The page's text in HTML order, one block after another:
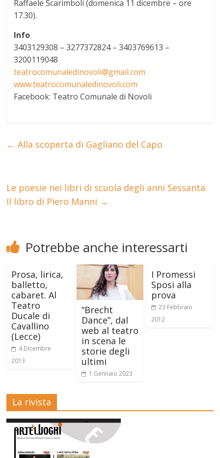
Raffaele Scarimboli (domenica 11 dicembre – ore
17.30).
Info
3403129308 – 3277372824 – 3403769613 –
3200119048
teatrocomunaledinovoli@gmail.com
www.teatrocomunaledinovoli.com
Facebook: Teatro Comunale di Novoli
← Alla scoperta di Gagliano del Capo
Le poesie nei libri di scuola degli anni Sessanta.
Il libro di Piero Manni →
Potrebbe anche interessarti
Prosa, lirica,
balletto,
cabaret. Al
Teatro
Ducale di
Cavallino
(Lecce)
4 Dicembre
2013
“Brecht
Dance”, dal
web al teatro
in scena le
storie degli
ultimi
1 Gennaio 2023
I Promessi
Sposi alla
prova
23 Febbraio
2012
La rivista